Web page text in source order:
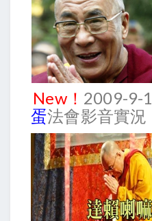
New！ 2009-9-1
蛋法會影音實況